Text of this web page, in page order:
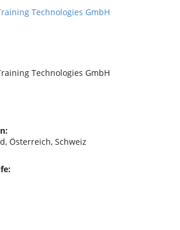
Technologies GmbH
Technologies GmbH
Österreich, Schweiz